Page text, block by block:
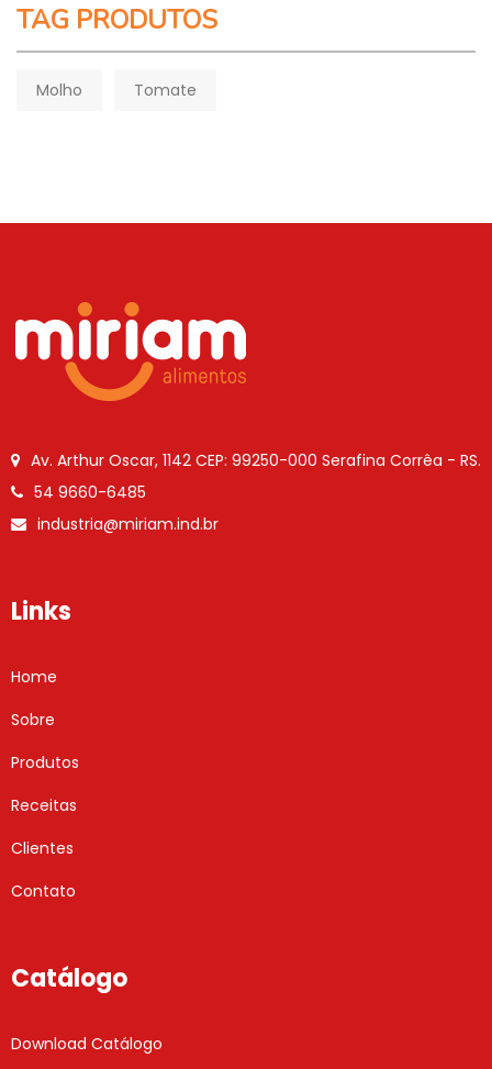
TAG PRODUTOS
Molho Tomate
Av. Arthur Oscar, 1142 CEP: 99250-000 Serafina Corrêa - RS.
54 9660-6485
industria@miriam.ind.br
Links
Home
Sobre
Produtos
Receitas
Clientes
Contato
Catálogo
Download Catálogo